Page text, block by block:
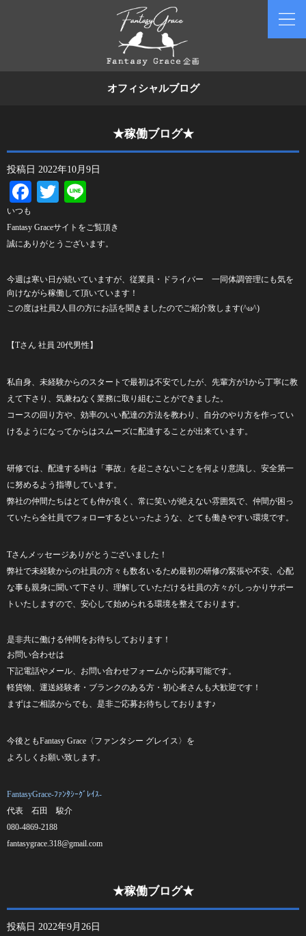
オフィシャルブログ
★稼働ブログ★
投稿日 2022年10月9日
Facebook
Twitter
いつも
Fantasy Graceサイトをご覧頂き
誠にありがとうございます。
今週は寒い日が続いていますが、従業員・ドライバー 一同体調管理にも気を
向けながら稼働して頂いています！
この度は社員2人目の方にお話を聞きましたのでご紹介致します(^ω^)
【Tさん 社員 20代男性 】
私自身、未経験からのスタートで最初は不安でしたが、先輩方が1から丁寧に教
えて下さり、気兼ねなく業務に取り組むことができました。
コースの回り方や、効率のいい配達の方法を教わり、自分のやり方を作ってい
けるようになってからはスムーズに配達することが出来ています。
研修では、配達する時は「事故」を起こさないことを何より意識し、安全第一
に努めるよう指導しています。
弊社の仲間たちはとても仲が良く、常に笑いが絶えない雰囲気で、仲間が困っ
ていたら全社員でフォローするといったような、とても働きやすい環境です。
Tさんメッセージありがとうございました！
弊社で未経験からの社員の方々も数名いるため最初の研修の緊張や不安、心配
な事も親身に聞いて下さり、理解していただける社員の方々がしっかりサポー
トいたしますので、安心して始められる環境を整えております。
是非共に働ける仲間をお待ちしております！
お問い合わせは
下記電話やメール、お問い合わせフォームから応募可能です。
軽貨物、運送経験者・ブランクのある方・初心者さんも大歓迎です！
まずはご相談からでも、 是非ご応募お待ちしております♪
今後ともFantasy Grace 〈ファンタシー グレイス〉を
よろしくお願い致します。
FantasyGrace-ﾌｧﾝﾀｼｰｸﾞﾚｲｽ-
代表 石田 駿介
080-4869-2188
fantasygrace.318@gmail.com
★稼働ブログ★
投稿日 2022年9月26日